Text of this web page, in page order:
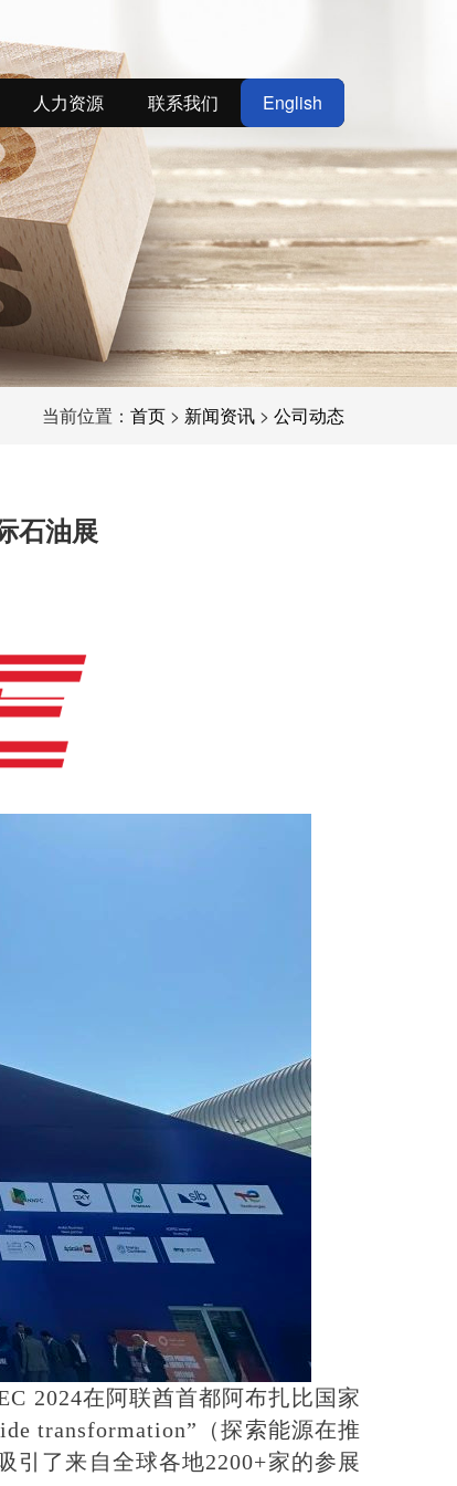
人力资源 联系我们 English
当前位置： 首页 > 新闻资讯 > 公司动态
石油展
2024在阿联酋首都阿布扎比国家
transformation”（探索能源在推
引了来自全球各地2200+家的参展